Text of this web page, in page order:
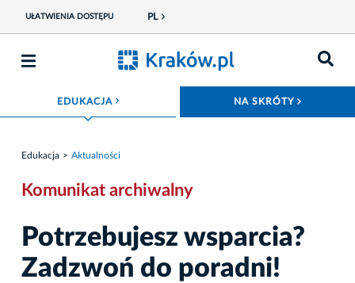
UŁATWIENIA DOSTĘPU PL
EDUKACJAROZWIŃ MENU NA SKRÓTY
Edukacja Aktualności
Komunikat archiwalny
Potrzebujesz wsparcia?
Zadzwoń do poradni!